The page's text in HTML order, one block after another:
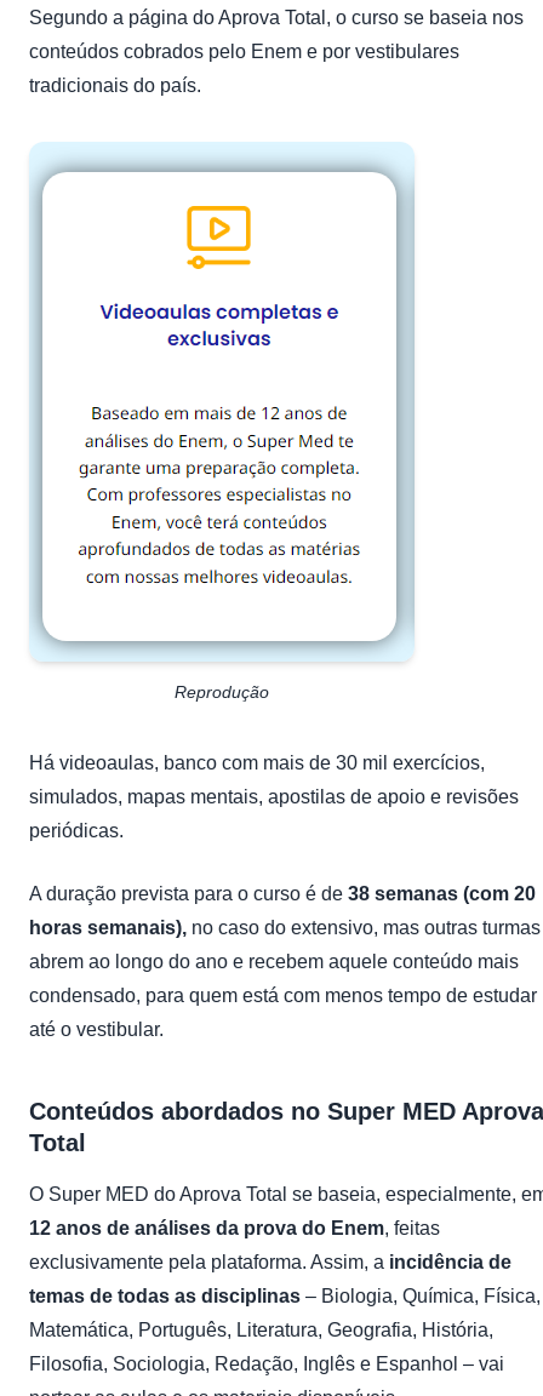
Segundo a página do Aprova Total, o curso se baseia nos
conteúdos cobrados pelo Enem e por vestibulares
tradicionais do país.
Reprodução
Há videoaulas, banco com mais de 30 mil exercícios,
simulados, mapas mentais, apostilas de apoio e revisões
periódicas.
A duração prevista para o curso é de 38 semanas (com 20
horas semanais), no caso do extensivo, mas outras turmas
abrem ao longo do ano e recebem aquele conteúdo mais
condensado, para quem está com menos tempo de estudar
até o vestibular.
Conteúdos abordados no Super MED Aprova
Total
O Super MED do Aprova Total se baseia, especialmente,
12 anos de análises da prova do Enem, feitas
exclusivamente pela plataforma. Assim, a incidência de
temas de todas as disciplinas – Biologia, Química, Física,
Matemática, Português, Literatura, Geografia, História,
Filosofia, Sociologia, Redação, Inglês e Espanhol – vai